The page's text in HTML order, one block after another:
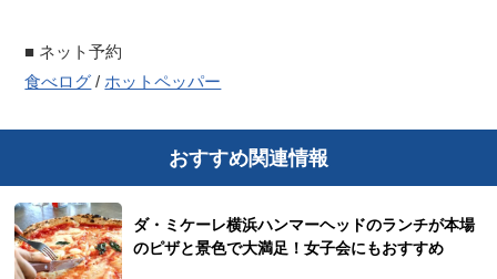
■ ネット予約
食べログ /ホットペッパー
おすすめ関連情報
ダ・ミケーレ横浜ハンマーヘッドのランチが本場
のピザと景色で大満足！女子会にもおすすめ